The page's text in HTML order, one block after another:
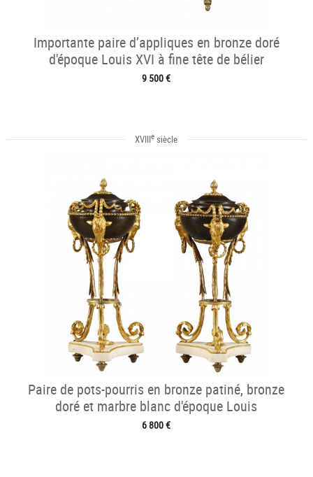
Importante paire d’appliques en bronze doré
d'époque Louis XVI à fine tête de bélier
9 500 €
XVIIIe siècle
Paire de pots-pourris en bronze patiné, bronze
doré et marbre blanc d'époque Louis
6 800 €